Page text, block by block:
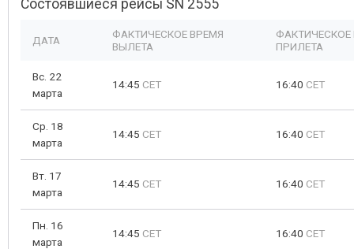
Состоявшиеся рейсы SN 2555
ДАТА
ФАКТИЧЕСКОЕ ВРЕМЯ
ВЫЛЕТА
ФАКТИЧЕСКОЕ
ПРИЛЕТА
Вс. 22
марта
14:45 CET 16:40 CET
Ср. 18
марта
14:45 CET 16:40 CET
Вт. 17
марта
14:45 CET 16:40 CET
Пн. 16
марта
14:45 CET 16:40 CET